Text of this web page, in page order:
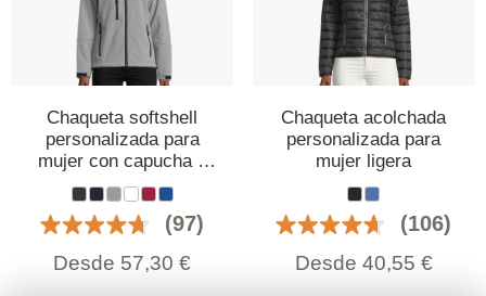
Chaqueta softshell
personalizada para
mujer con capucha y
bolsillos
(97)
Desde 57,30 €
Chaqueta acolchada
personalizada para
mujer ligera
(106)
Desde 40,55 €